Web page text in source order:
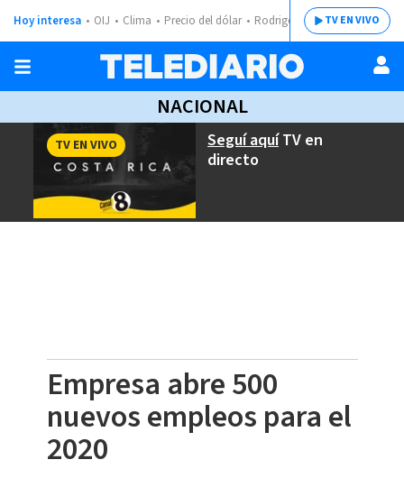
Hoy interesa OIJ Clima Precio del dólar Rodrigo ChavesTV EN VIVO
NACIONAL
Seguí aquíTV en
directo
TV EN VIVO
Empresa abre 500
nuevos empleos para el
2020